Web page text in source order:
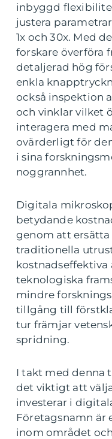
inbyggd
justera
1x och 30x. Med
forskare överföra
detaljerad hög
enkla
också inspektion
och vinklar vilket
interagera med
ovärderligt för
i sina
noggrannhet.
Digitala
betydande
genom att ersätta
traditionella
kostnadseffektiva
teknologiska
mindre
tillgång till
tur främjar
spridning.
I takt med denna
det viktigt att
investerar i
Företagsnamn är
inom området